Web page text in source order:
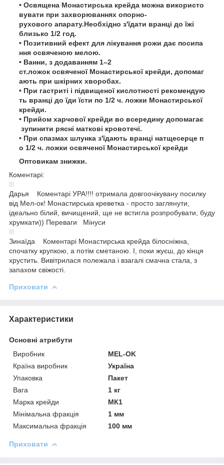
• Освящена Монастирська крейда можна використо
вувати при захворюваннях опорно-
рухового апарату.Необхідно з'їдати вранці до їжі
близько 1/2 год.
• Позитивний ефект для лікування рожи дає посипа
ння освяченою мелою.
• Ванни, з додаванням 1–2
ст.ложок освяченої Монастирської крейди, допомаг
ають при шкірних хворобах.
• При гастриті і підвищеної кислотності рекомендую
ть вранці до їди їсти по 1/2 ч. ложки Монастирської
крейди.
• Прийом харчової крейди во всередину допомагає
зупинити рясні маткові кровотечі.
• При спазмах шлунка з'їдають вранці натщесерце п
о 1/2 ч. ложки освяченої Монастирської крейди
Оптовикам знижки.
Коментарі:
Дарья
Коментарі УРА!!!! отримала довгоочікувану посилку
від Мел-ок! Монастирська креветка - просто заглянути,
ідеально білий, вичищений, ще не встигла розпробувати, буду
хрумкати)) Переваги Мінуси
Зинаїда
Коментарі Монастирська крейда білосніжна,
спочатку крупкою, а потім сметаною. І, поки жуєш, до кінця
хрустить. Вивітрилася полежала і взагалі смачна стала, з
запахом свіжості.
Приховати
Характеристики
Основні атрибути
Виробник
MEL-OK
Країна виробник
Україна
Упаковка
Пакет
Вага
1 кг
Марка крейди
МК1
Мінімальна фракція
1 мм
Максимальна фракція
100 мм
Приховати